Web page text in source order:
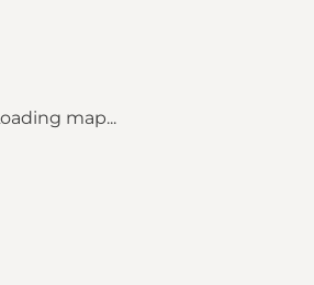
map...